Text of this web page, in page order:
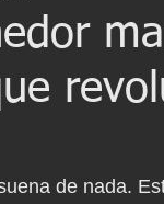
de nada.